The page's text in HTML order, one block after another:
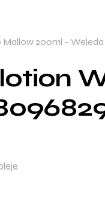
200ml – Weleda